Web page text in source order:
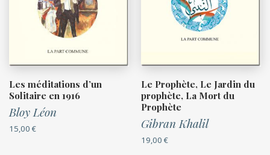
Les méditations d’un
Solitaire en 1916
Bloy Léon
15,00 €
Le Prophète, Le Jardin du
prophète, La Mort du
Prophète
Gibran Khalil
19,00 €